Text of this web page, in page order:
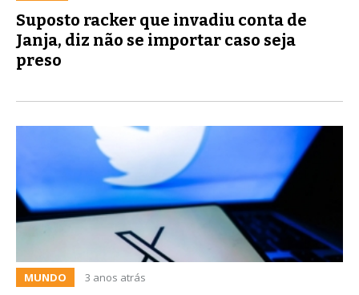
Suposto racker que invadiu conta de
Janja, diz não se importar caso seja
preso
MUNDO 3 anos atrás